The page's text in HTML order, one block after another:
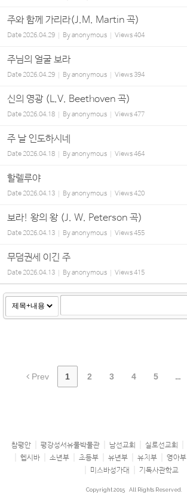
주와 함께 가리라(J.M. Martin 곡)
Date2026.04.29 Byanonymous Views404
주님의 얼굴 보라
Date2026.04.29 Byanonymous Views394
신의 영광 (L.V. Beethoven 곡)
Date2026.04.18 Byanonymous Views477
주 날 인도하시네
Date2026.04.18 Byanonymous Views464
할렐루야
Date2026.04.13 Byanonymous Views420
보라! 왕의 왕 (J. W. Peterson 곡)
Date2026.04.13 Byanonymous Views455
무덤권세 이긴 주
Date2026.04.13 Byanonymous Views415
Prev 1 2 3 4 5 ...
참평안 평강성서유물박물관 남선교회 실로선교회
헵시바
소년부 초등부 유년부 유치부 영아부
미스바성가대
기독사관학교
Copyright 2015 All Rights Reserved.